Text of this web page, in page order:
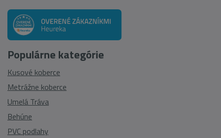
Populárne kategórie
Kusové koberce
Metrážne koberce
Umelá Tráva
Behúne
PVC podlahy